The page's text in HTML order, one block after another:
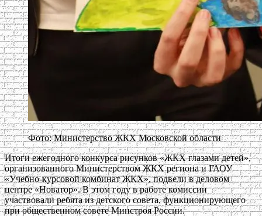
Фото: Министерство ЖКХ Московской области
Итоги ежегодного конкурса рисунков «ЖКХ глазами детей»,
организованного Министерством ЖКХ региона и ГАОУ
«Учебно-курсовой комбинат ЖКХ», подвели в деловом
центре «Новатор». В этом году в работе комиссии
участвовали ребята из детского совета, функционирующего
при общественном совете Минстроя России.